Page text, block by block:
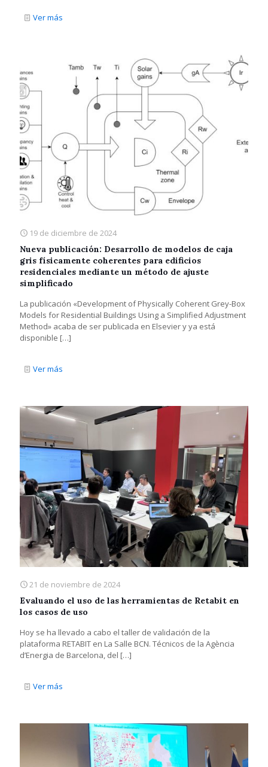
Ver más
19 de diciembre de 2024
Nueva publicación: Desarrollo de modelos de caja
gris físicamente coherentes para edificios
residenciales mediante un método de ajuste
simplificado
La publicación «Development of Physically Coherent Grey-Box
Models for Residential Buildings Using a Simplified Adjustment
Method» acaba de ser publicada en Elsevier y ya está
disponible […]
Ver más
21 de noviembre de 2024
Evaluando el uso de las herramientas de Retabit en
los casos de uso
Hoy se ha llevado a cabo el taller de validación de la
plataforma RETABIT en La Salle BCN. Técnicos de la Agència
d’Energia de Barcelona, del […]
Ver más